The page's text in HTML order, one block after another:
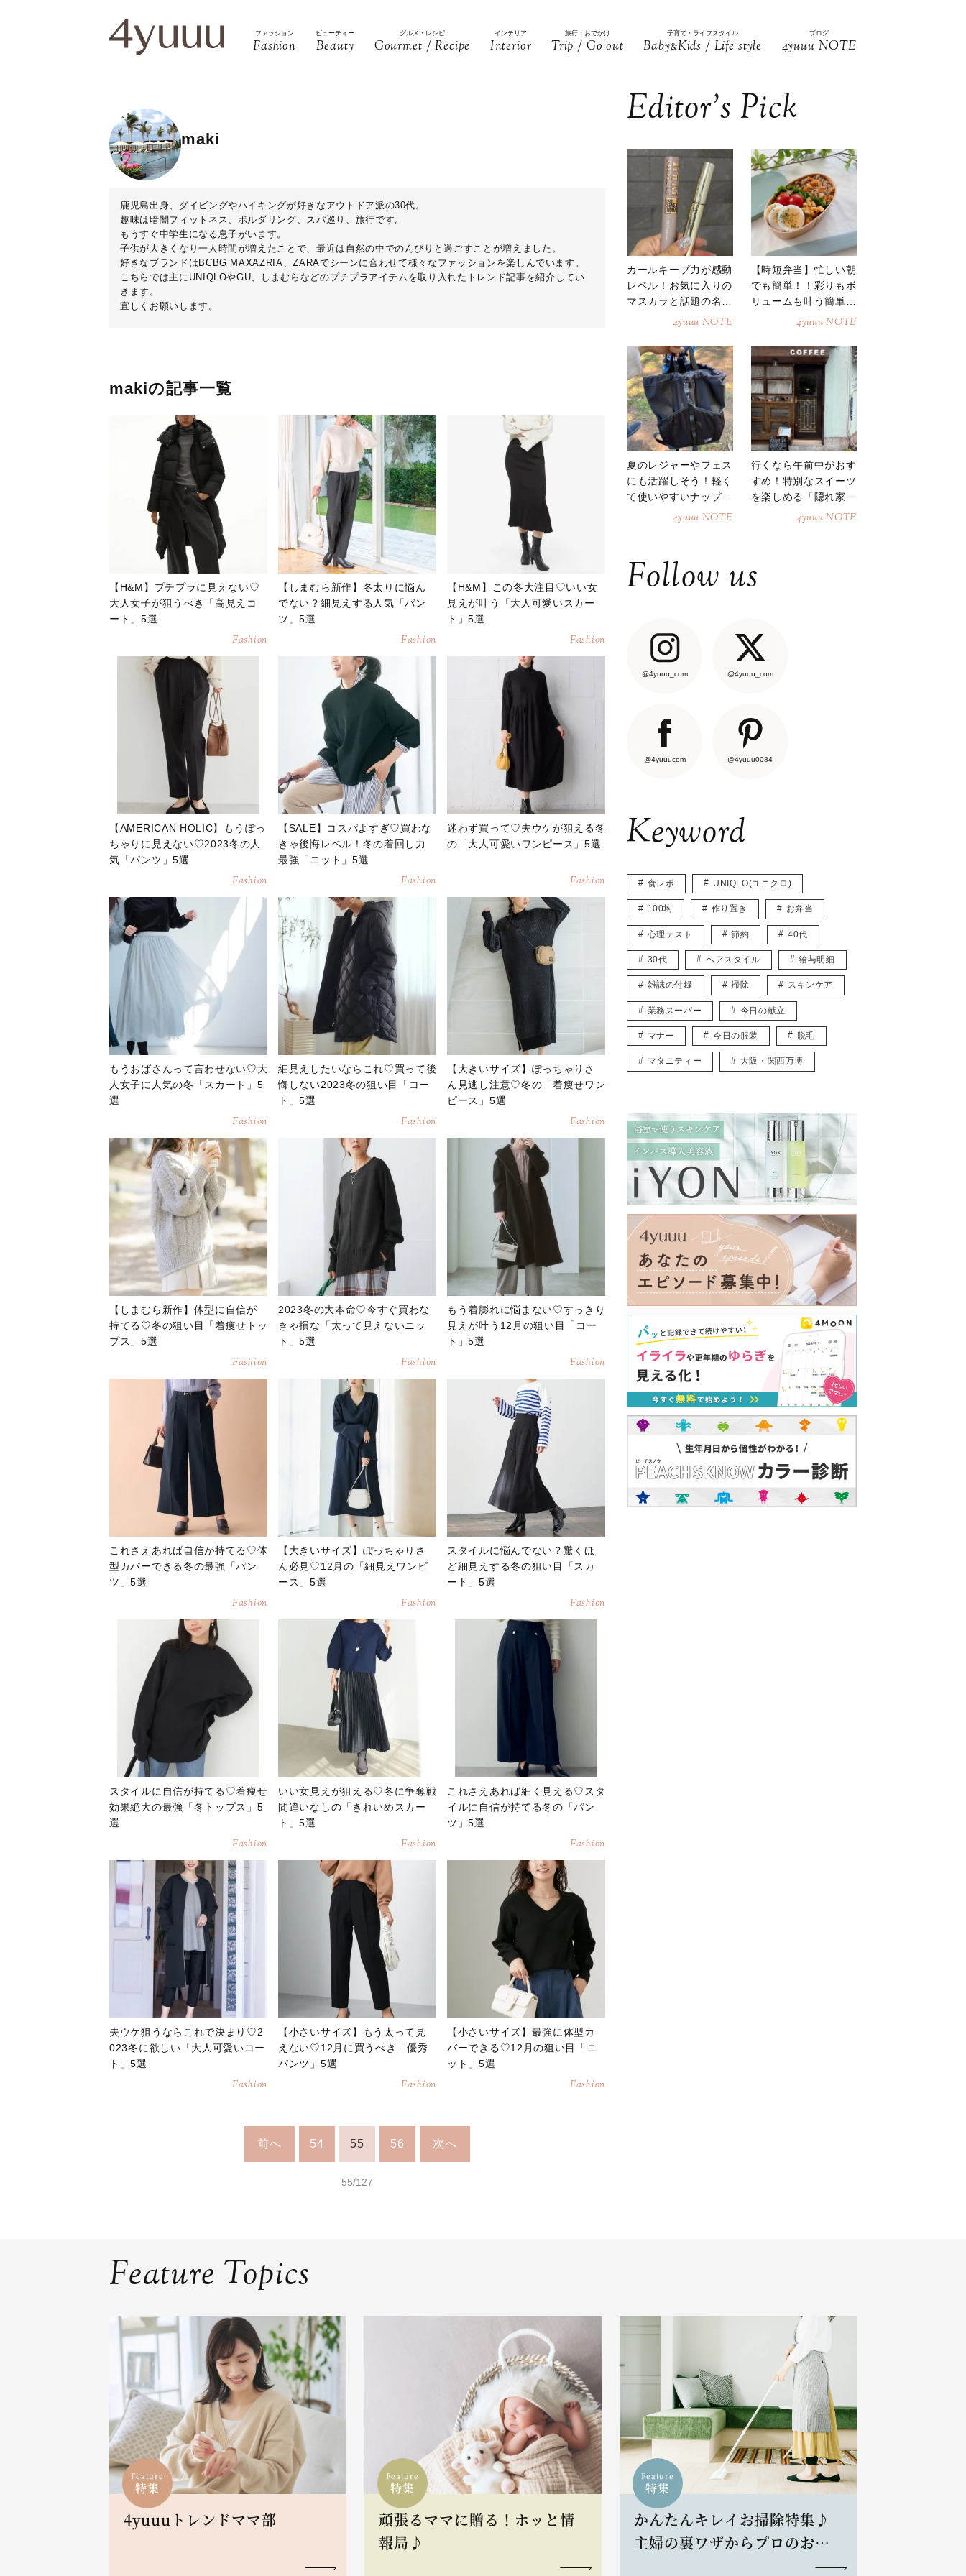
ファッション
Fashion
ビューティー
Beauty
グルメ・レシピ
Gourmet / Recipe
インテリア
Interior
旅行・おでかけ
Trip / Go out
子育て・ライフスタイル
Baby&Kids / Life style
ブログ
4yuuu NOTE
maki
鹿児島出身、ダイビングやハイキングが好きなアウトドア派の30代。
趣味は暗闇フィットネス、ボルダリング、スパ巡り、旅行です。
もうすぐ中学生になる息子がいます。
子供が大きくなり一人時間が増えたことで、最近は自然の中でのんびりと過ごすことが増えました。
好きなブランドはBCBG MAXAZRIA、ZARAでシーンに合わせて様々なファッションを楽しんでいます。
こちらでは主にUNIQLOやGU、しまむらなどのプチプラアイテムを取り入れたトレンド記事を紹介してい
きます。
宜しくお願いします。
makiの記事一覧
【H&M】プチプラに見えない♡
大人女子が狙うべき「高見えコ
ート」5選
Fashion
【しまむら新作】冬太りに悩ん
でない？細見えする人気「パン
ツ」5選
Fashion
【H&M】この冬大注目♡いい女
見えが叶う「大人可愛いスカー
ト」5選
Fashion
【AMERICAN HOLIC】もうぽっ
ちゃりに見えない♡2023冬の人
気「パンツ」5選
Fashion
【SALE】コスパよすぎ♡買わな
きゃ後悔レベル！冬の着回し力
最強「ニット」5選
Fashion
迷わず買って♡夫ウケが狙える冬
の「大人可愛いワンピース」5選
Fashion
もうおばさんって言わせない♡大
人女子に人気の冬「スカート」5
選
Fashion
細見えしたいならこれ♡買って後
悔しない2023冬の狙い目「コー
ト」5選
Fashion
【大きいサイズ】ぽっちゃりさ
ん見逃し注意♡冬の「着痩せワン
ピース」5選
Fashion
【しまむら新作】体型に自信が
持てる♡冬の狙い目「着痩せトッ
プス」5選
Fashion
2023冬の大本命♡今すぐ買わな
きゃ損な「太って見えないニッ
ト」5選
Fashion
もう着膨れに悩まない♡すっきり
見えが叶う12月の狙い目「コー
ト」5選
Fashion
これさえあれば自信が持てる♡体
型カバーできる冬の最強「パン
ツ」5選
Fashion
【大きいサイズ】ぽっちゃりさ
ん必見♡12月の「細見えワンピ
ース」5選
Fashion
スタイルに悩んでない？驚くほ
ど細見えする冬の狙い目「スカ
ート」5選
Fashion
スタイルに自信が持てる♡着痩せ
効果絶大の最強「冬トップス」5
選
Fashion
いい女見えが狙える♡冬に争奪戦
間違いなしの「きれいめスカー
ト」5選
Fashion
これさえあれば細く見える♡スタ
イルに自信が持てる冬の「パン
ツ」5選
Fashion
夫ウケ狙うならこれで決まり♡2
023冬に欲しい「大人可愛いコー
ト」5選
Fashion
【小さいサイズ】もう太って見
えない♡12月に買うべき「優秀
パンツ」5選
Fashion
【小さいサイズ】最強に体型カ
バーできる♡12月の狙い目「ニ
ット」5選
Fashion
前へ 54 55 56 次へ
55/127
Editor’s Pick
カールキープ力が感動
レベル！お気に入りの
マスカラと話題の名品
4yuuu NOTE
【時短弁当】忙しい朝
でも簡単！！彩りもボ
リュームも叶う簡単そ
4yuuu NOTE
夏のレジャーやフェス
にも活躍しそう！軽く
て使いやすいナップサ
4yuuu NOTE
行くなら午前中がおす
すめ！特別なスイーツ
を楽しめる「隠れ家カ
4yuuu NOTE
Follow us
@4yuuu_com @4yuuu_com
@4yuuucom @4yuuu0084
Keyword
食レポ UNIQLO(ユニクロ)
100均 作り置き お弁当
心理テスト 節約 40代
30代 ヘアスタイル 給与明細
雑誌の付録 掃除 スキンケア
業務スーパー 今日の献立
マナー 今日の服装 脱毛
マタニティー 大阪・関西万博
Feature Topics
Feature
特集
4yuuuトレンドママ部
Feature
特集
頑張るママに贈る！ホッと情
報局♪
Feature
特集
かんたんキレイお掃除特集♪
主婦の裏ワザからプロのお掃